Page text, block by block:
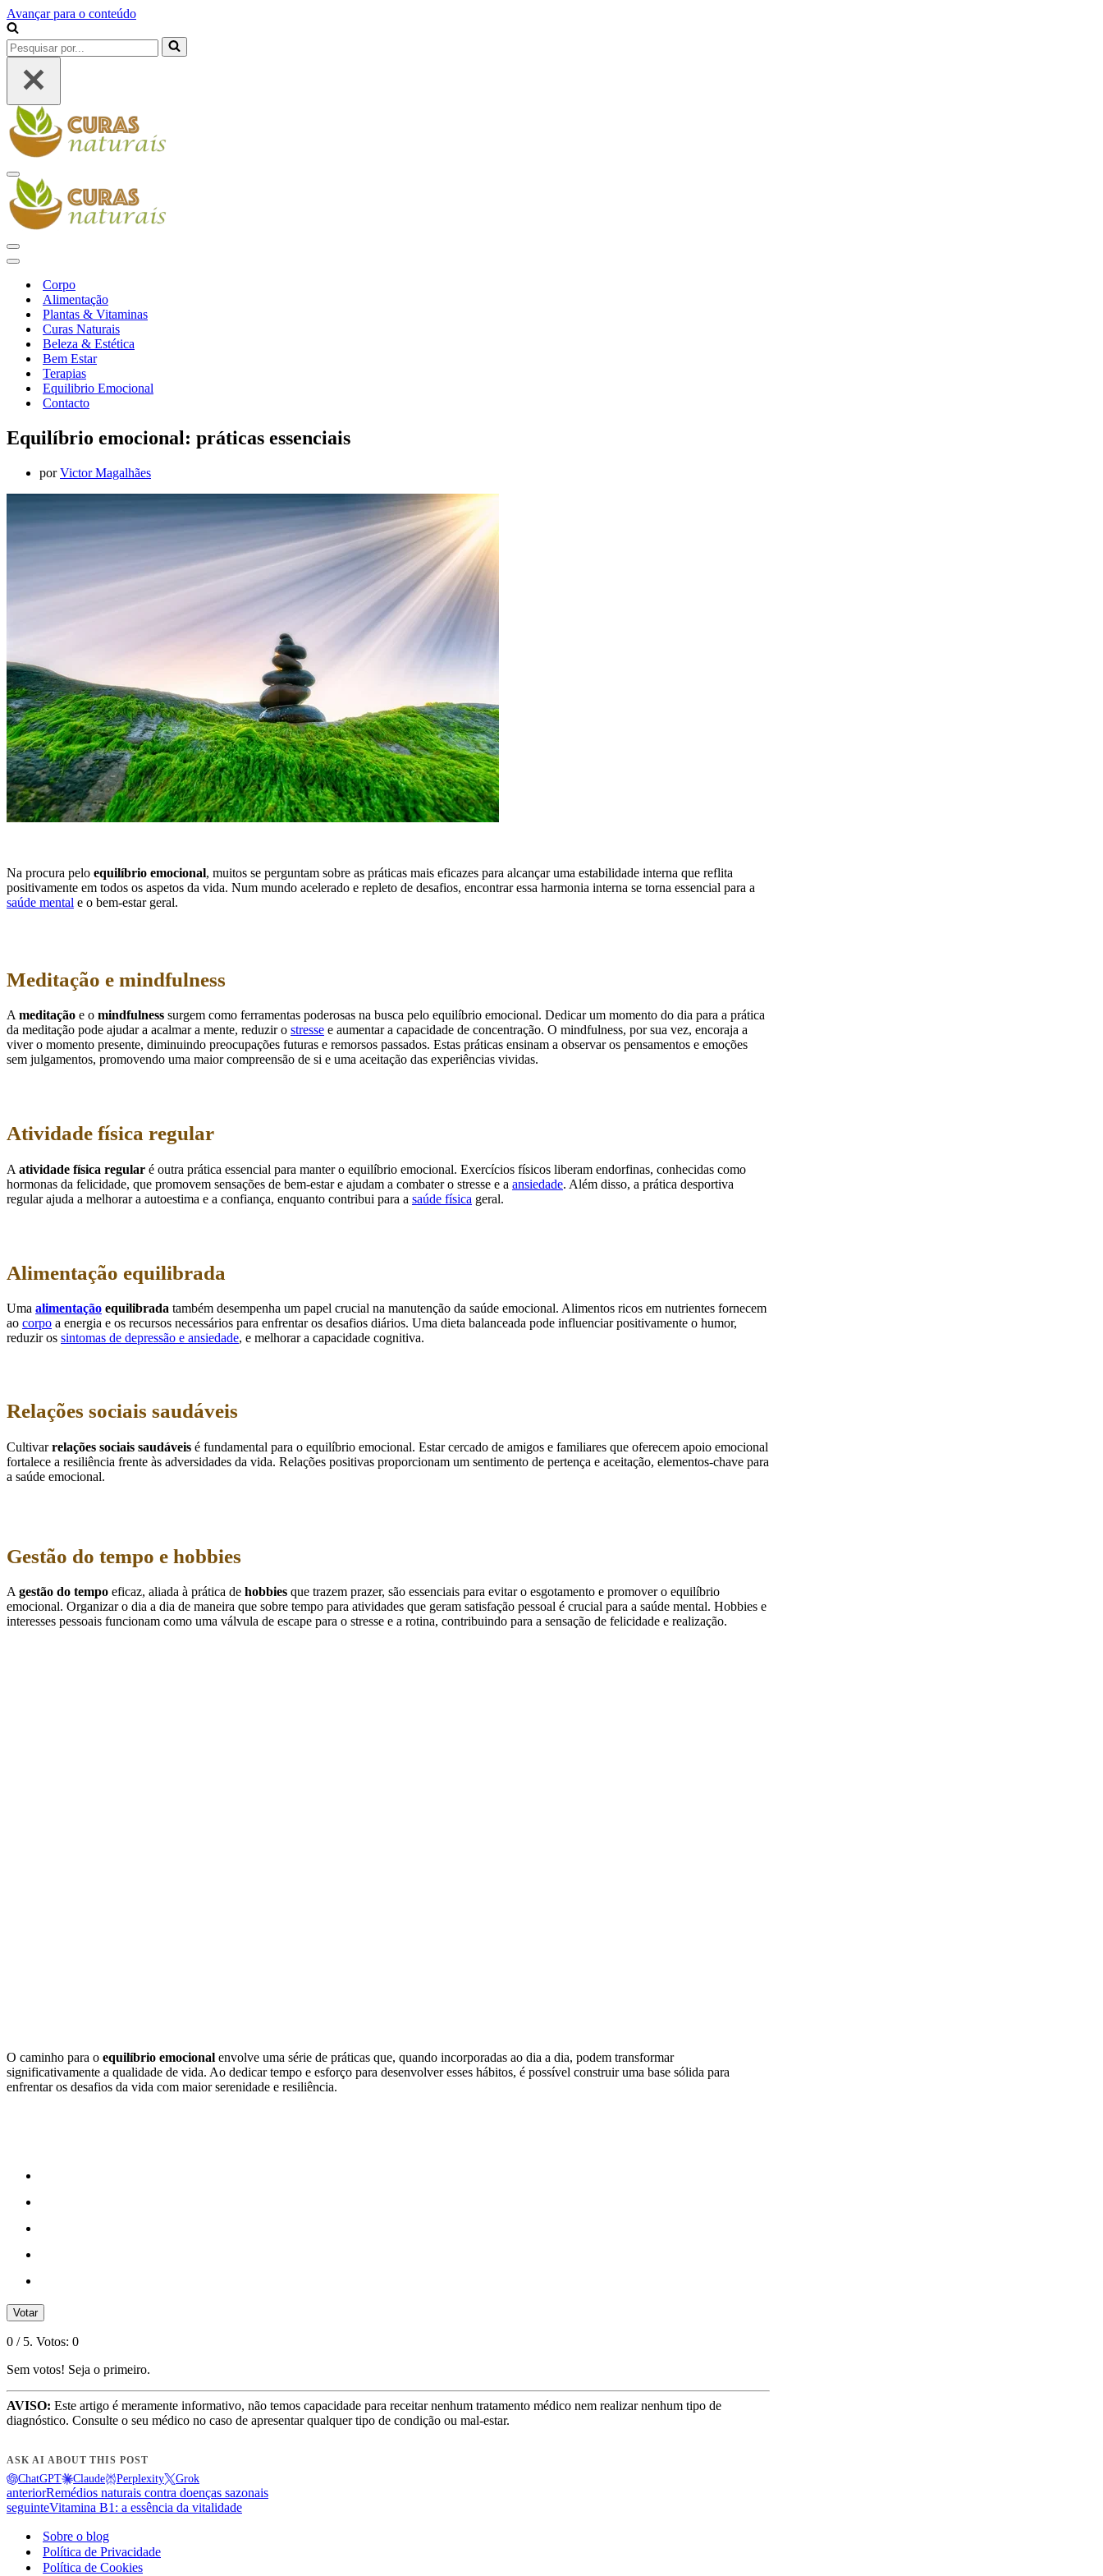
Avançar para o conteúdo
Pesquisar
por...
Menu
de
navegação
Menu
de
Menu
navegação
Corpo
Alimentação
Plantas & Vitaminas
Curas Naturais
Beleza & Estética
Bem Estar
Terapias
Equilibrio Emocional
Contacto
Equilíbrio emocional: práticas essenciais
porVictor Magalhães
Na procura pelo equilíbrio emocional, muitos se perguntam sobre as práticas mais eficazes para alcançar uma estabilidade interna que reflita
positivamente em todos os aspetos da vida. Num mundo acelerado e repleto de desafios, encontrar essa harmonia interna se torna essencial para a
saúde mental e o bem-estar geral.
Meditação e mindfulness
A meditação e o mindfulness surgem como ferramentas poderosas na busca pelo equilíbrio emocional. Dedicar um momento do dia para a prática
da meditação pode ajudar a acalmar a mente, reduzir o stresse e aumentar a capacidade de concentração. O mindfulness, por sua vez, encoraja a
viver o momento presente, diminuindo preocupações futuras e remorsos passados. Estas práticas ensinam a observar os pensamentos e emoções
sem julgamentos, promovendo uma maior compreensão de si e uma aceitação das experiências vividas.
Atividade física regular
A atividade física regular é outra prática essencial para manter o equilíbrio emocional. Exercícios físicos liberam endorfinas, conhecidas como
hormonas da felicidade, que promovem sensações de bem-estar e ajudam a combater o stresse e a ansiedade. Além disso, a prática desportiva
regular ajuda a melhorar a autoestima e a confiança, enquanto contribui para a saúde física geral.
Alimentação equilibrada
Uma alimentação equilibrada também desempenha um papel crucial na manutenção da saúde emocional. Alimentos ricos em nutrientes fornecem
ao corpo a energia e os recursos necessários para enfrentar os desafios diários. Uma dieta balanceada pode influenciar positivamente o humor,
reduzir os sintomas de depressão e ansiedade, e melhorar a capacidade cognitiva.
Relações sociais saudáveis
Cultivarrelações sociais saudáveis é fundamental para o equilíbrio emocional. Estar cercado de amigos e familiares que oferecem apoio emocional
fortalece a resiliência frente às adversidades da vida. Relações positivas proporcionam um sentimento de pertença e aceitação, elementos-chave para
a saúde emocional.
Gestão do tempo e hobbies
A gestão do tempo eficaz, aliada à prática de hobbies que trazem prazer, são essenciais para evitar o esgotamento e promover o equilíbrio
emocional. Organizar o dia a dia de maneira que sobre tempo para atividades que geram satisfação pessoal é crucial para a saúde mental. Hobbies e
interesses pessoais funcionam como uma válvula de escape para o stresse e a rotina, contribuindo para a sensação de felicidade e realização.
O caminho para o equilíbrio emocional envolve uma série de práticas que, quando incorporadas ao dia a dia, podem transformar
significativamente a qualidade de vida. Ao dedicar tempo e esforço para desenvolver esses hábitos, é possível construir uma base sólida para
enfrentar os desafios da vida com maior serenidade e resiliência.
Votar
0 / 5. Votos: 0
Sem votos! Seja o primeiro.
AVISO: Este artigo é meramente informativo, não temos capacidade para receitar nenhum tratamento médico nem realizar nenhum tipo de
diagnóstico. Consulte o seu médico no caso de apresentar qualquer tipo de condição ou mal-estar.
ASK AI ABOUT THIS POST
ChatGPT Claude Perplexity Grok
anteriorRemédios naturais contra doenças sazonais
seguinteVitamina B1: a essência da vitalidade
Sobre o blog
Política de Privacidade
Política de Cookies